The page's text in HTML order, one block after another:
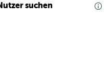
suchen